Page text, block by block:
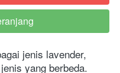
jenis lavender,
yang berbeda.